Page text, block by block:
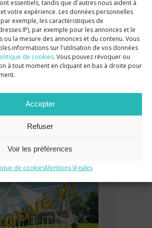
essentiels, tandis que d'autres nous aident à
votre expérience. Les données personnelles
exemple, les caractéristiques de
IP), par exemple pour les annonces et le
ou la mesure des annonces et du contenu. Vous
informations sur l'utilisation de vos données
de cookies. Vous pouvez révoquer ou
à tout moment en cliquant en bas à droite pour
Accepter
Refuser
Voir les préférences
de cookiesMentions légales
(14)
(12)
ARTICLES